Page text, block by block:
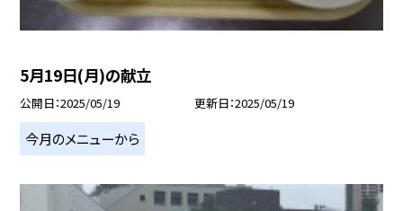
5月19日(月)の献立
公開日 2025/05/19 更新日 2025/05/19
今月のメニューから